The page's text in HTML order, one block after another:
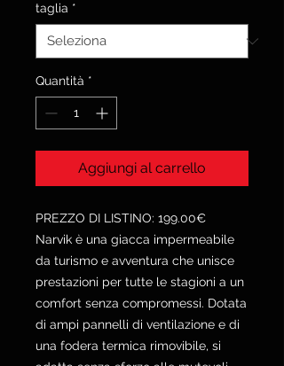
taglia *
Quantità *
Aggiungi al carrello
PREZZO DI LISTINO: 199.00€
Narvik è una giacca impermeabile
da turismo e avventura che unisce
prestazioni per tutte le stagioni a un
comfort senza compromessi. Dotata
di ampi pannelli di ventilazione e di
una fodera termica rimovibile, si